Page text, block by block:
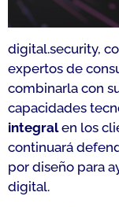
digital.security,
expertos de
combinarla con
capacidades
integralen los
continuará
por diseño para
digital.